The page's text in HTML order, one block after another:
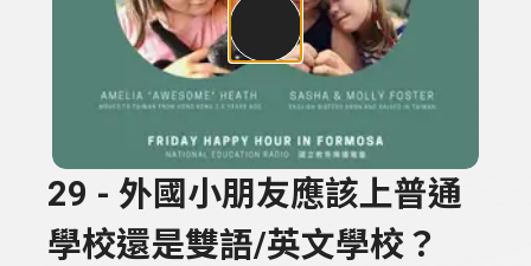
29 - 外國小朋友應該上普通
學校還是雙語/英文學校？